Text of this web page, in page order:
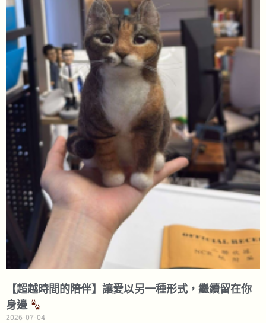
【超越時間的陪伴】讓愛以另一種形式，繼續留在你
身邊
2026-07-04